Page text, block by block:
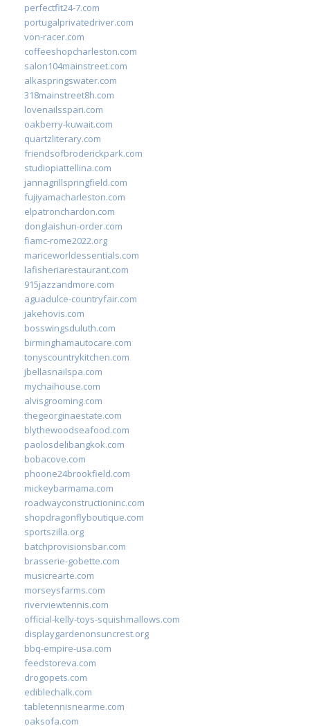
perfectfit24-7.com
portugalprivatedriver.com
von-racer.com
coffeeshopcharleston.com
salon104mainstreet.com
alkaspringswater.com
318mainstreet8h.com
lovenailsspari.com
oakberry-kuwait.com
quartzliterary.com
friendsofbroderickpark.com
studiopiattellina.com
jannagrillspringfield.com
fujiyamacharleston.com
elpatronchardon.com
donglaishun-order.com
fiamc-rome2022.org
mariceworldessentials.com
lafisheriarestaurant.com
915jazzandmore.com
aguadulce-countryfair.com
jakehovis.com
bosswingsduluth.com
birminghamautocare.com
tonyscountrykitchen.com
jbellasnailspa.com
mychaihouse.com
alvisgrooming.com
thegeorginaestate.com
blythewoodseafood.com
paolosdelibangkok.com
bobacove.com
phoone24brookfield.com
mickeybarmama.com
roadwayconstructioninc.com
shopdragonflyboutique.com
sportszilla.org
batchprovisionsbar.com
brasserie-gobette.com
musicrearte.com
morseysfarms.com
riverviewtennis.com
official-kelly-toys-squishmallows.com
displaygardenonsuncrest.org
bbq-empire-usa.com
feedstoreva.com
drogopets.com
ediblechalk.com
tabletennisnearme.com
oaksofa.com